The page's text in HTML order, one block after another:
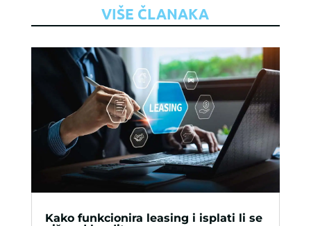
VIŠE ČLANAKA
Kako funkcionira leasing i isplati li se